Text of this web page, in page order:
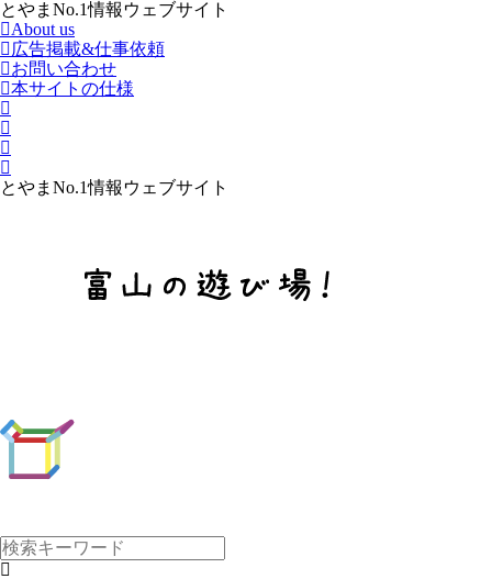
とやまNo.1情報ウェブサイト
About us
広告掲載&仕事依頼
お問い合わせ
本サイトの仕様
とやまNo.1情報ウェブサイト